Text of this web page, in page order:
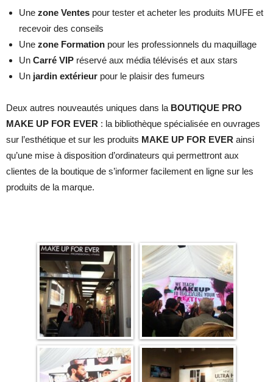
Une zone Ventes pour tester et acheter les produits MUFE et
recevoir des conseils
Une zone Formation pour les professionnels du maquillage
Un Carré VIP réservé aux média télévisés et aux stars
Un jardin extérieur pour le plaisir des fumeurs
Deux autres nouveautés uniques dans la BOUTIQUE PRO
MAKE UP FOR EVER : la bibliothèque spécialisée en ouvrages
sur l’esthétique et sur les produits MAKE UP FOR EVER ainsi
qu’une mise à disposition d’ordinateurs qui permettront aux
clientes de la boutique de s’informer facilement en ligne sur les
produits de la marque.